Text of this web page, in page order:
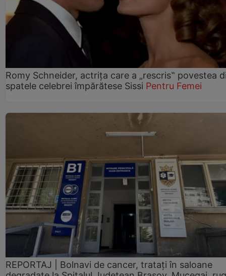
Romy Schneider, actrița care a „rescris‟ povestea
spatele celebrei împărătese Sissi Pentru Femei
REPORTAJ | Bolnavi de cancer, tratați în saloane